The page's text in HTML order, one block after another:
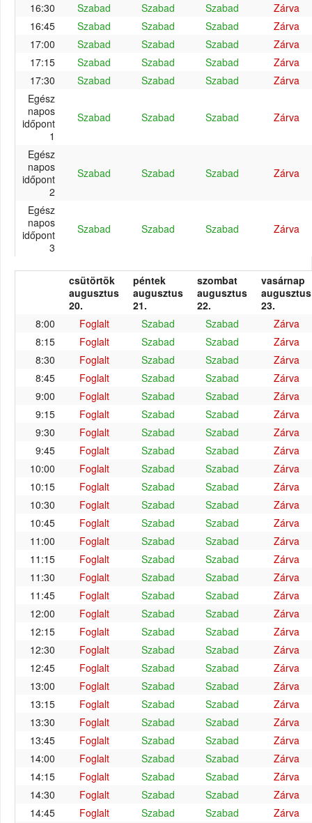
16:30 Szabad Szabad Szabad
Zárva
16:45
Szabad Szabad Szabad
Zárva
17:00
Szabad Szabad Szabad
Zárva
17:15
Szabad Szabad Szabad
Zárva
17:30
Szabad Szabad Szabad
Zárva
Egész
napos
időpont
1
Szabad Szabad Szabad Zárva
Egész
napos
időpont
2
Szabad Szabad Szabad Zárva
Egész
napos
időpont
3
Szabad Szabad Szabad Zárva
csütörtök
augusztus
20.
péntek
augusztus
21.
szombat
augusztus
22.
vasárnap
augusztus
23.
8:00
Foglalt Szabad Szabad
Zárva
8:15
Foglalt Szabad Szabad
Zárva
8:30
Foglalt Szabad Szabad
Zárva
8:45
Foglalt Szabad Szabad
Zárva
9:00
Foglalt Szabad Szabad
Zárva
9:15
Foglalt Szabad Szabad
Zárva
9:30
Foglalt Szabad Szabad
Zárva
9:45
Foglalt Szabad Szabad
Zárva
10:00
Foglalt Szabad Szabad
Zárva
10:15
Foglalt Szabad Szabad
Zárva
10:30
Foglalt Szabad Szabad
Zárva
10:45
Foglalt Szabad Szabad
Zárva
11:00
Foglalt Szabad Szabad
Zárva
11:15
Foglalt Szabad Szabad
Zárva
11:30
Foglalt Szabad Szabad
Zárva
11:45
Foglalt Szabad Szabad
Zárva
12:00
Foglalt Szabad Szabad
Zárva
12:15
Foglalt Szabad Szabad
Zárva
12:30
Foglalt Szabad Szabad
Zárva
12:45
Foglalt Szabad Szabad
Zárva
13:00
Foglalt Szabad Szabad
Zárva
13:15
Foglalt Szabad Szabad
Zárva
13:30
Foglalt Szabad Szabad
Zárva
13:45
Foglalt Szabad Szabad
Zárva
14:00
Foglalt Szabad Szabad
Zárva
14:15
Foglalt Szabad Szabad
Zárva
14:30
Foglalt Szabad Szabad
Zárva
14:45
Foglalt Szabad Szabad
Zárva